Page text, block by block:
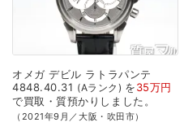
オメガ デビル ラトラパンテ
4848.40.31
Aランク を35万円
で買取・質預かり しました。
（2021年9月／大阪・吹田市）